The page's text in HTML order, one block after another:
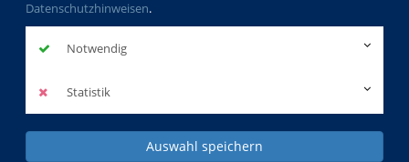
Datenschutzhinweisen.
Notwendig
Statistik
Auswahl speichern
Wochenübersicht